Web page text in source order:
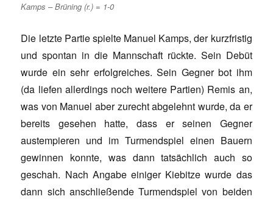
Kamps – Brüning (r.) = 1-0
Die letzte Partie spielte Manuel Kamps, der kurzfristig
und spontan in die Mannschaft rückte. Sein Debüt
wurde ein sehr erfolgreiches. Sein Gegner bot ihm
(da liefen allerdings noch weitere Partien) Remis an,
was von Manuel aber zurecht abgelehnt wurde, da er
bereits gesehen hatte, dass er seinen Gegner
austempieren und im Turmendspiel einen Bauern
gewinnen konnte, was dann tatsächlich auch so
geschah. Nach Angabe einiger Kiebitze wurde das
dann sich anschließende Turmendspiel von beiden